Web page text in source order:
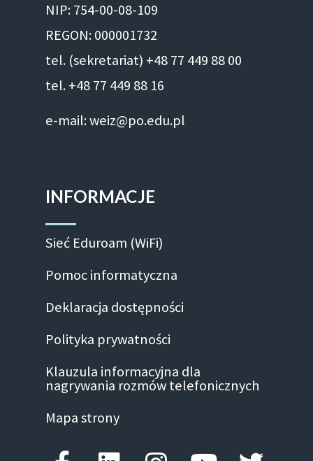
NIP: 754-00-08-109
REGON: 000001732
tel. (sekretariat) +48 77 449 88 00
tel. +48 77 449 88 16
e-mail: weiz@po.edu.pl
INFORMACJE
Sieć Eduroam (WiFi)
Pomoc informatyczna
Deklaracja dostępności
Polityka prywatności
Klauzula informacyjna dla
nagrywania rozmów telefonicznych
Mapa strony
Facebook-f
LinkedinInstagram
Youtube